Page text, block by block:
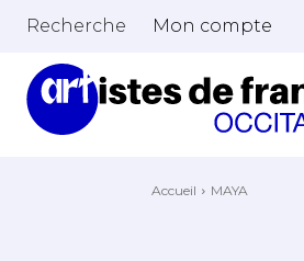
Recherche Mon compte
Accueil MAYA